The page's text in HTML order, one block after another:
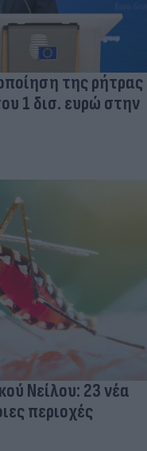
της ρήτρας
1 δισ. ευρώ στην
Νείλου: 23 νέα
περιοχές